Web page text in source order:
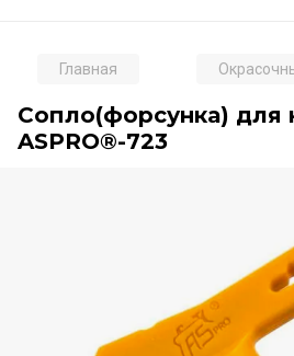
Главная
Сопло(форсунка) для
ASPRO®-723